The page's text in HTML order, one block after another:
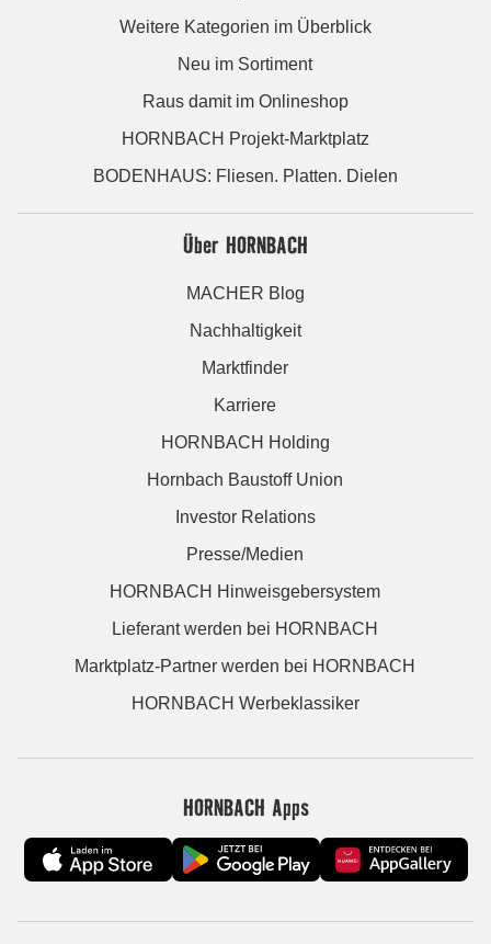
Weitere Kategorien im Überblick
Neu im Sortiment
Raus damit im Onlineshop
HORNBACH Projekt-Marktplatz
BODENHAUS: Fliesen. Platten. Dielen
Über HORNBACH
MACHER Blog
Nachhaltigkeit
Marktfinder
Karriere
HORNBACH Holding
Hornbach Baustoff Union
Investor Relations
Presse/Medien
HORNBACH Hinweisgebersystem
Lieferant werden bei HORNBACH
Marktplatz-Partner werden bei HORNBACH
HORNBACH Werbeklassiker
HORNBACH Apps